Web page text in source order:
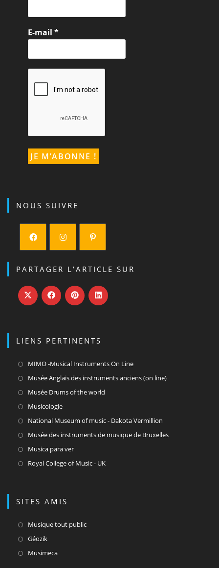
E-mail*
NOUS SUIVRE
PARTAGER L’ARTICLE SUR
LIENS PERTINENTS
MIMO -Musical Instruments On Line
Musée Anglais des instruments anciens (on line)
Musée Drums of the world
Musicologie
National Museum of music - Dakota Vermillion
Musée des instruments de musique de Bruxelles
Musica para ver
Royal College of Music - UK
SITES AMIS
Musique tout public
Géozik
Musimeca